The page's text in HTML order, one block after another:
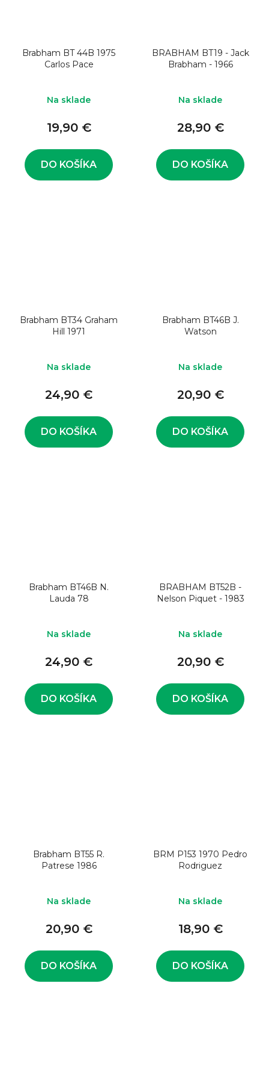
Brabham BT 44B 1975
Carlos Pace
Na sklade
19,90 €
DO KOŠÍKA
BRABHAM BT19 - Jack
Brabham - 1966
Na sklade
28,90 €
DO KOŠÍKA
Brabham BT34 Graham
Hill 1971
Na sklade
24,90 €
DO KOŠÍKA
Brabham BT46B J.
Watson
Na sklade
20,90 €
DO KOŠÍKA
Brabham BT46B N.
Lauda 78
Na sklade
24,90 €
DO KOŠÍKA
BRABHAM BT52B -
Nelson Piquet - 1983
Na sklade
20,90 €
DO KOŠÍKA
Brabham BT55 R.
Patrese 1986
Na sklade
20,90 €
DO KOŠÍKA
BRM P153 1970 Pedro
Rodriguez
Na sklade
18,90 €
DO KOŠÍKA